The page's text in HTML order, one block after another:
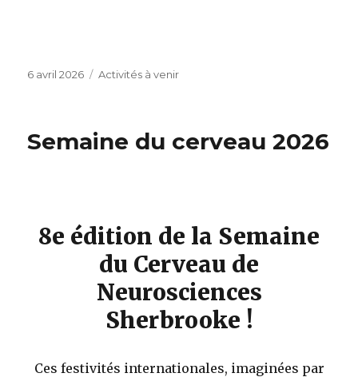
Publié
6 avril 2026 Catégories
Activités à venir
Semaine du cerveau 2026
8e édition de la Semaine
du Cerveau de
Neurosciences
Sherbrooke !
Ces festivités internationales, imaginées par